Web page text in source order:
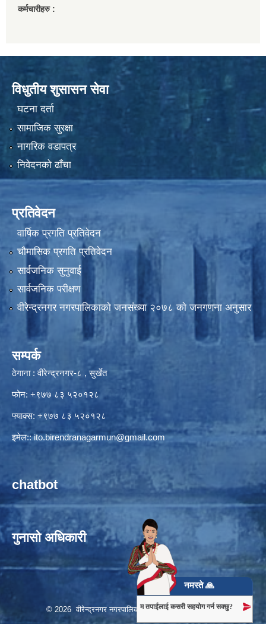
कर्मचारीहरु :
विधुतीय शुसासन सेवा
घटना दर्ता
सामाजिक सुरक्षा
नागरिक वडापत्र
निवेदनको ढाँचा
प्रतिवेदन
वार्षिक प्रगति प्रतिवेदन
चौमासिक प्रगति प्रतिवेदन
सार्वजनिक सुनुवाई
सार्वजनिक परीक्षण
वीरेन्द्रनगर नगरपालिकाकाे जनसंख्या २०७८ काे जनगणना अनुसार
सम्पर्क
ठेगाना : वीरेन्द्रनगर-८ , सुर्खेत
फोन: +९७७ ८३ ५२०१२८
फ्याक्स: +९७७ ८३ ५२०१२८
इमेल::ito.birendranagarmun@gmail.com
chatbot
गुनासो अधिकारी
© 2026 वीरेन्द्रनगर नगरपालिका, नगर कार्यपालिकाको कार्यालय
नमस्ते 🙏
म तपाईंलाई कसरी सहयोग गर्न सक्छु?